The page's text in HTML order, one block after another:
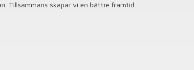
Tillsammans skapar vi en bättre framtid.